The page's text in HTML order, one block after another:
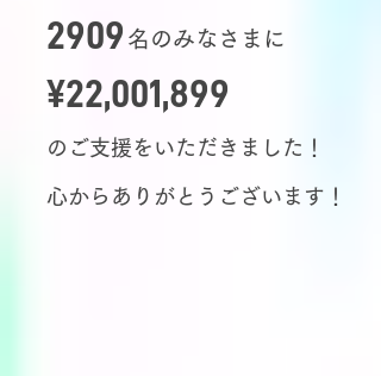
2909 名のみなさまに
¥22,001,899
のご支援をいただきました！
​心からありがとうございます！